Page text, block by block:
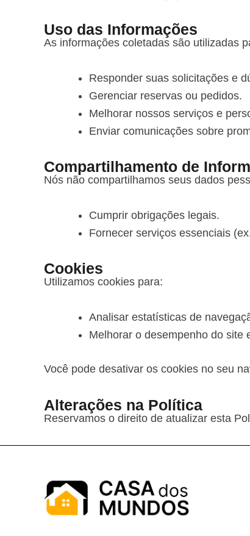
Uso das Informações
As informações coletadas são utilizadas
Responder suas solicitações e
Gerenciar reservas ou pedidos.
Melhorar nossos serviços e
Enviar comunicações sobre
Compartilhamento de
Nós não compartilhamos seus dados
Cumprir obrigações legais.
Fornecer serviços essenciais
Cookies
Utilizamos cookies para:
Analisar estatísticas de
Melhorar o desempenho do site
Você pode desativar os cookies no seu
Alterações na Política
Reservamos o direito de atualizar esta